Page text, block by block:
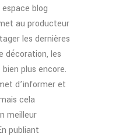
blog
au producteur
les dernières
décoration, les
plus encore.
d’informer et
cela
meilleur
publiant